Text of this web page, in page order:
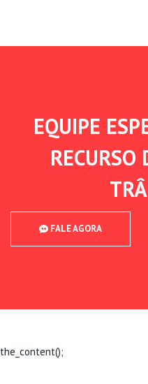
EQUIPE
RECURSO
FALE AGORA
the_content();